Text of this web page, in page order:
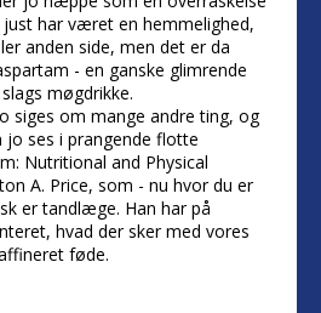
har været en hemmelighed,
anden side, men det er da
- en ganske glimrende
møgdrikke.
siges om mange andre ting, og
jo ses i prangende flotte
Nutritional and Physical
A. Price, som - nu hvor du er
er tandlæge. Han har på
hvad der sker med vores
føde.